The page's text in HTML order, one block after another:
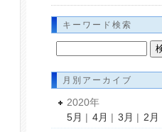
キーワード検索
月別アーカイブ
2020年
5月 | 4月 | 3月 | 2月